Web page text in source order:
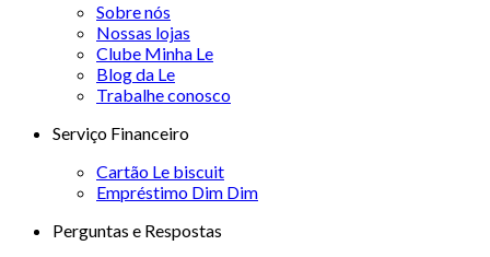
Sobre nós
Nossas lojas
Clube Minha Le
Blog da Le
Trabalhe conosco
Serviço Financeiro
Cartão Le biscuit
Empréstimo Dim Dim
Perguntas e Respostas